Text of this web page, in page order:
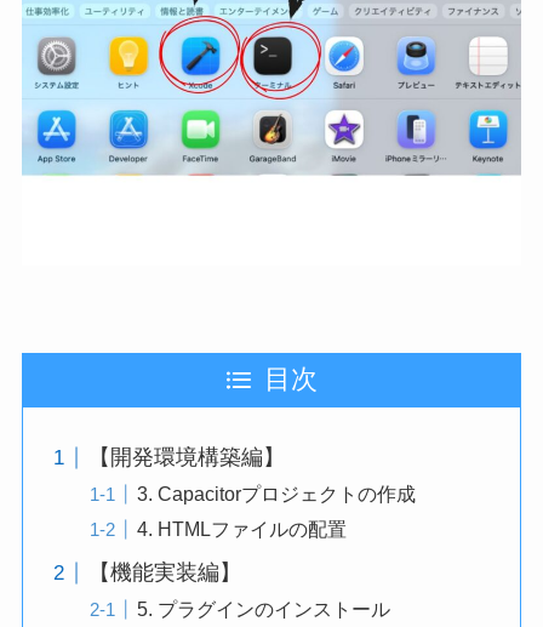
目次
【開発環境構築編】
3. Capacitorプロジェクトの作成
4. HTMLファイルの配置
【機能実装編】
5. プラグインのインストール